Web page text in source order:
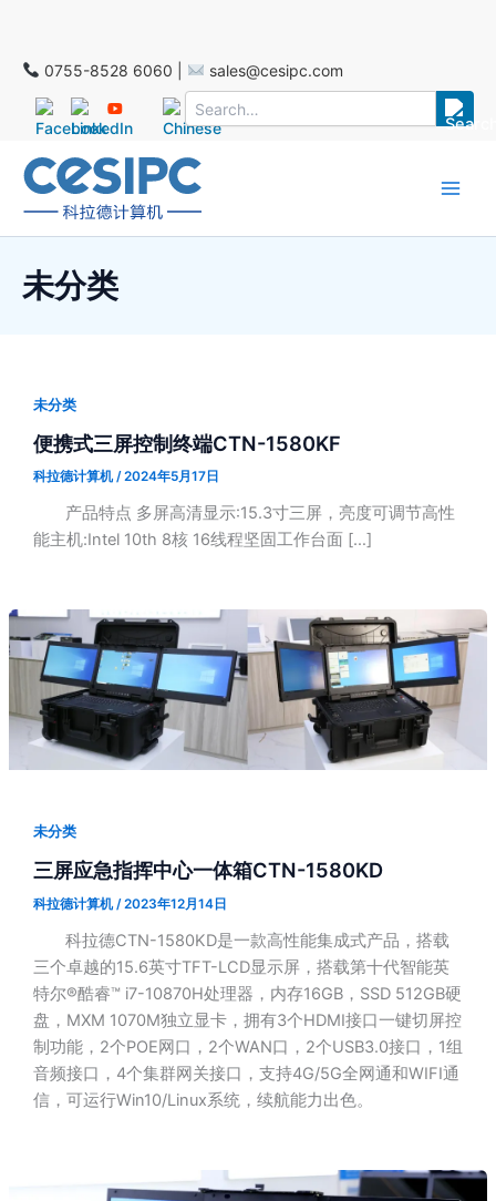
0755-8528 6060 |
sales@cesipc.com
未分类
未分类
便携式三屏控制终端CTN-1580KF
科拉德计算机/2024年5月17日
产品特点 多屏高清显示:15.3寸三屏，亮度可调节高性
能主机:Intel 10th 8核 16线程坚固工作台面 […]
未分类
三屏应急指挥中心一体箱CTN-1580KD
科拉德计算机/2023年12月14日
科拉德CTN-1580KD是一款高性能集成式产品，搭载
三个卓越的15.6英寸TFT-LCD显示屏，搭载第十代智能英
特尔®酷睿™ i7-10870H处理器，内存16GB，SSD 512GB硬
盘，MXM 1070M独立显卡，拥有3个HDMI接口一键切屏控
制功能，2个POE网口，2个WAN口，2个USB3.0接口，1组
音频接口，4个集群网关接口，支持4G/5G全网通和WIFI通
信，可运行Win10/Linux系统，续航能力出色。